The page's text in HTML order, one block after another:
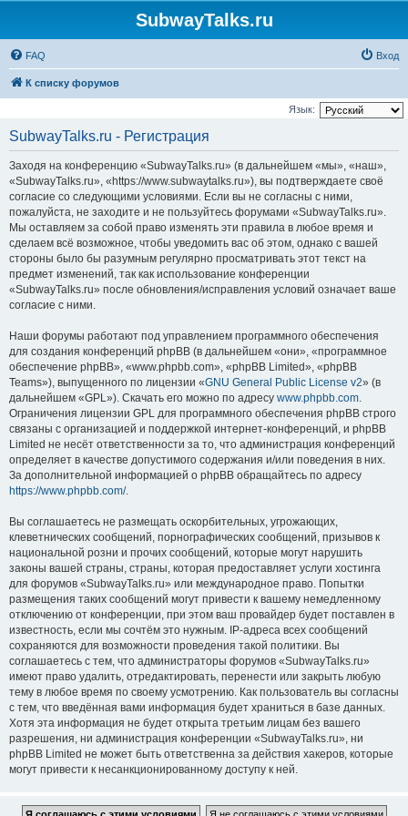
SubwayTalks.ru
FAQ Вход
К списку форумов
Язык:
SubwayTalks.ru - Регистрация
Заходя на конференцию «SubwayTalks.ru» (в дальнейшем «мы», «наш»,
«SubwayTalks.ru», «https://www.subwaytalks.ru»), вы подтверждаете своё
согласие со следующими условиями. Если вы не согласны с ними,
пожалуйста, не заходите и не пользуйтесь форумами «SubwayTalks.ru».
Мы оставляем за собой право изменять эти правила в любое время и
сделаем всё возможное, чтобы уведомить вас об этом, однако с вашей
стороны было бы разумным регулярно просматривать этот текст на
предмет изменений, так как использование конференции
«SubwayTalks.ru» после обновления/исправления условий означает ваше
согласие с ними.
Наши форумы работают под управлением программного обеспечения
для создания конференций phpBB (в дальнейшем «они», «программное
обеспечение phpBB», «www.phpbb.com», «phpBB Limited», «phpBB
Teams»), выпущенного по лицензии «GNU General Public License v2» (в
дальнейшем «GPL»). Скачать его можно по адресу www.phpbb.com.
Ограничения лицензии GPL для программного обеспечения phpBB строго
связаны с организацией и поддержкой интернет-конференций, и phpBB
Limited не несёт ответственности за то, что администрация конференций
определяет в качестве допустимого содержания и/или поведения в них.
За дополнительной информацией о phpBB обращайтесь по адресу
https://www.phpbb.com/.
Вы соглашаетесь не размещать оскорбительных, угрожающих,
клеветнических сообщений, порнографических сообщений, призывов к
национальной розни и прочих сообщений, которые могут нарушить
законы вашей страны, страны, которая предоставляет услуги хостинга
для форумов «SubwayTalks.ru» или международное право. Попытки
размещения таких сообщений могут привести к вашему немедленному
отключению от конференции, при этом ваш провайдер будет поставлен в
известность, если мы сочтём это нужным. IP-адреса всех сообщений
сохраняются для возможности проведения такой политики. Вы
соглашаетесь с тем, что администраторы форумов «SubwayTalks.ru»
имеют право удалить, отредактировать, перенести или закрыть любую
тему в любое время по своему усмотрению. Как пользователь вы согласны
с тем, что введённая вами информация будет храниться в базе данных.
Хотя эта информация не будет открыта третьим лицам без вашего
разрешения, ни администрация конференции «SubwayTalks.ru», ни
phpBB Limited не может быть ответственна за действия хакеров, которые
могут привести к несанкционированному доступу к ней.